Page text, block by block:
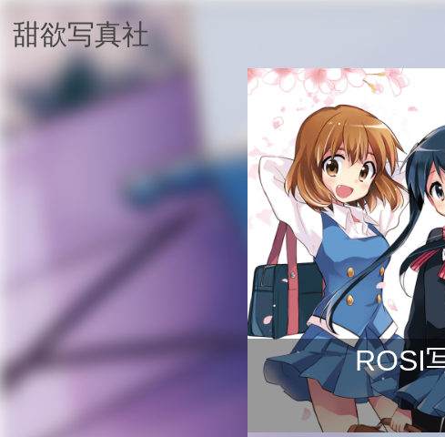
甜欲写真社
ROSI